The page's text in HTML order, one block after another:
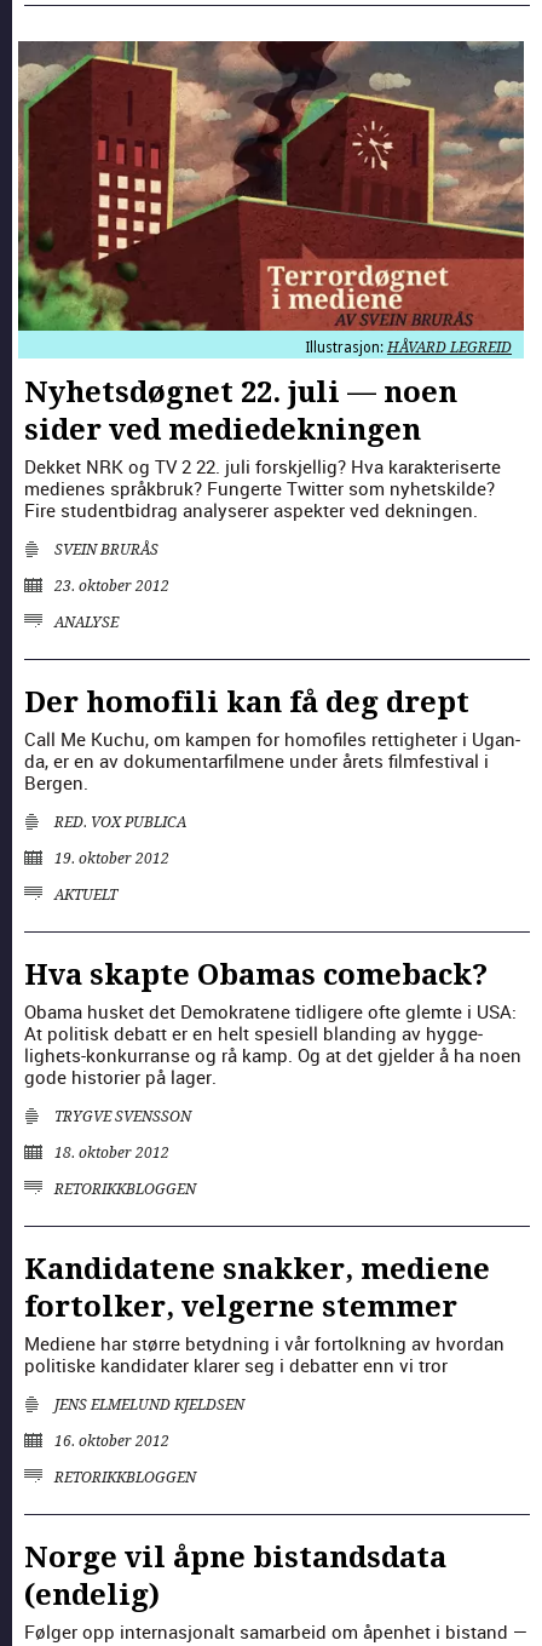
Illustrasjon:HÅVARD LEGREID
Nyhetsdøgnet 22. juli — noen
sider ved mediedekningen
Dekket NRK og TV 2 22. juli forskjel­lig? Hva karak­teris­erte
medi­enes språk­bruk? Fungerte Twit­ter som nyhet­skilde?
Fire stu­dent­bidrag analy­ser­er aspek­ter ved deknin­gen.
SVEIN BRURÅS
23. oktober 2012
ANALYSE
Der homofili kan få deg drept
Call Me Kuchu, om kam­p­en for homofiles ret­tigheter i Ugan­
da, er en av doku­men­tarfilmene under årets film­fes­ti­val i
Bergen.
RED. VOX PUBLICA
19. oktober 2012
AKTUELT
Hva skapte Obamas comeback?
Oba­ma hus­ket det Demokratene tidligere ofte glemte i USA:
At poli­tisk debatt er en helt spe­siell bland­ing av hygge­
lighets-konkur­ranse og rå kamp. Og at det gjelder å ha noen
gode his­to­ri­er på lager.
TRYGVE SVENSSON
18. oktober 2012
RETORIKK­BLOGGEN
Kandidatene snakker, mediene
fortolker, velgerne stemmer
Medi­ene har større betyd­ning i vår for­tolkn­ing av hvor­dan
poli­tiske kan­di­dater klar­er seg i debat­ter enn vi tror
JENS ELMELUND KJELDSEN
16. oktober 2012
RETORIKK­BLOGGEN
Norge vil åpne bistandsdata
(endelig)
Føl­ger opp inter­nasjon­alt samar­beid om åpen­het i bis­tand —